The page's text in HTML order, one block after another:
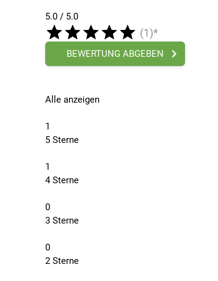
5.0 / 5.0
(1)*
BEWERTUNG ABGEBEN
Alle anzeigen
1
5 Sterne
1
4 Sterne
0
3 Sterne
0
2 Sterne